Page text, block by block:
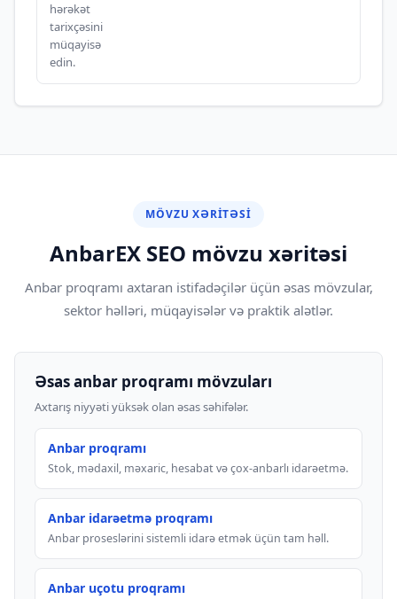
hərəkət
tarixçəsini
müqayisə
edin.
MÖVZU XƏRITƏSI
AnbarEX SEO mövzu xəritəsi
Anbar proqramı axtaran istifadəçilər üçün əsas mövzular,
sektor həlləri, müqayisələr və praktik alətlər.
Əsas anbar proqramı mövzuları
Axtarış niyyəti yüksək olan əsas səhifələr.
Anbar proqramı
Stok, mədaxil, məxaric, hesabat və çox-anbarlı idarəetmə.
Anbar idarəetmə proqramı
Anbar proseslərini sistemli idarə etmək üçün tam həll.
Anbar uçotu proqramı